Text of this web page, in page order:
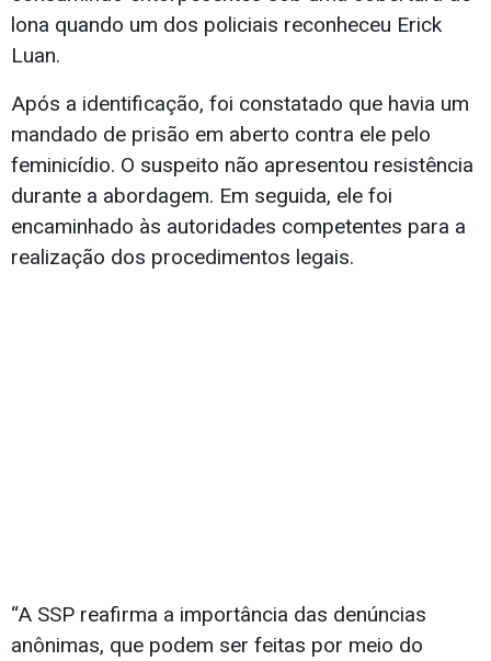
lona quando um dos policiais reconheceu Erick
Luan.
Após a identificação, foi constatado que havia um
mandado de prisão em aberto contra ele pelo
feminicídio. O suspeito não apresentou resistência
durante a abordagem. Em seguida, ele foi
encaminhado às autoridades competentes para a
realização dos procedimentos legais.
“A SSP reafirma a importância das denúncias
anônimas, que podem ser feitas por meio do